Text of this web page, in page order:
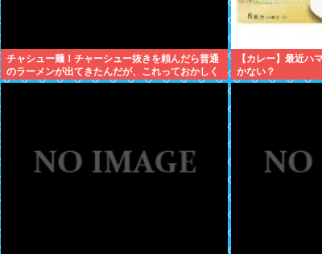
チャシュー麺！チャーシュー抜きを頼んだら普通
のラーメンが出てきたんだが、これっておかしく
ねえ？
【カレー】最近
かない？